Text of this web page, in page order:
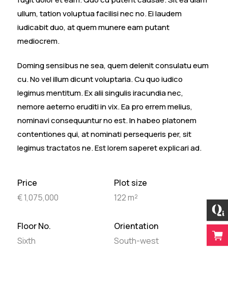
ullum, tation voluptua facilisi nec no. Ei laudem
iudicabit duo, at quem munere eam putant
mediocrem.
Doming sensibus ne sea, quem delenit consulatu eum
cu. No vel illum dicunt voluptaria. Cu quo iudico
legimus mentitum. Ex alii singulis iracundia nec,
nemore aeterno eruditi in vix. Ea pro errem melius,
nominavi consequuntur no est. In habeo platonem
contentiones qui, at nominati persequeris per, sit
legimus tractatos ne. Est lorem saperet explicari ad.
Price
€ 1,075,000
Plot size
122 m²
Floor No.
Sixth
Orientation
South-west